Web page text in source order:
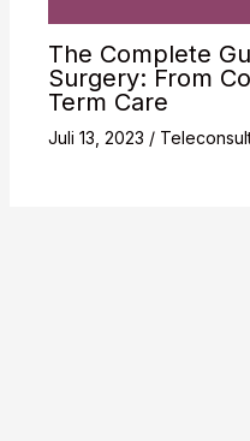
The Complete
Surgery: From
Term Care
Juli 13, 2023 /